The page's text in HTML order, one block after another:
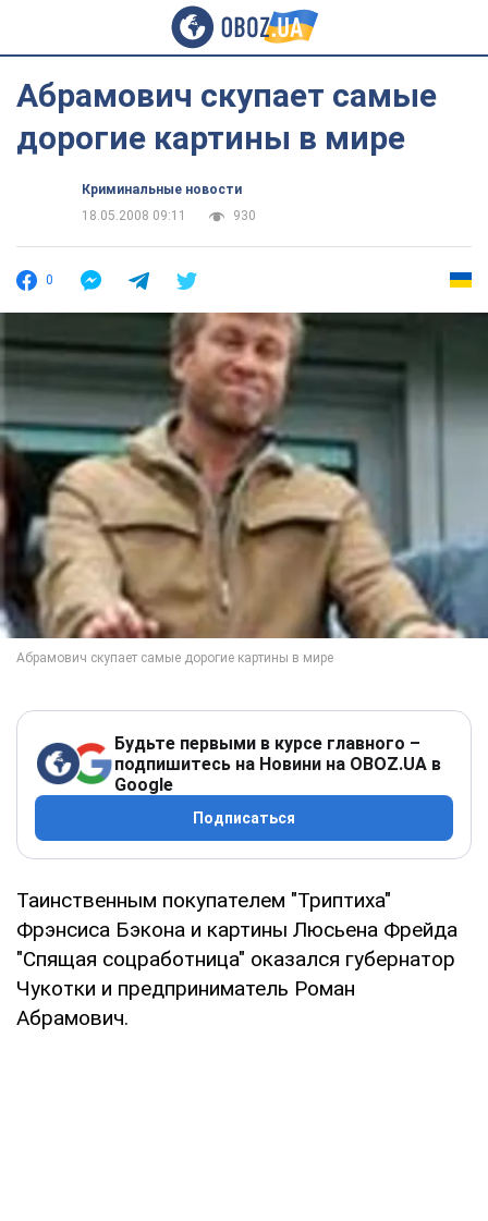
Абрамович скупает самые
дорогие картины в мире
Криминальные новости
18.05.2008 09:11
930
0
Будьте первыми в курсе главного –
подпишитесь на Новини на OBOZ.UA в
Google
Подписаться
Таинственным покупателем "Триптиха"
Фрэнсиса Бэкона и картины Люсьена Фрейда
"Спящая соцработница" оказался губернатор
Чукотки и предприниматель Роман
Абрамович.